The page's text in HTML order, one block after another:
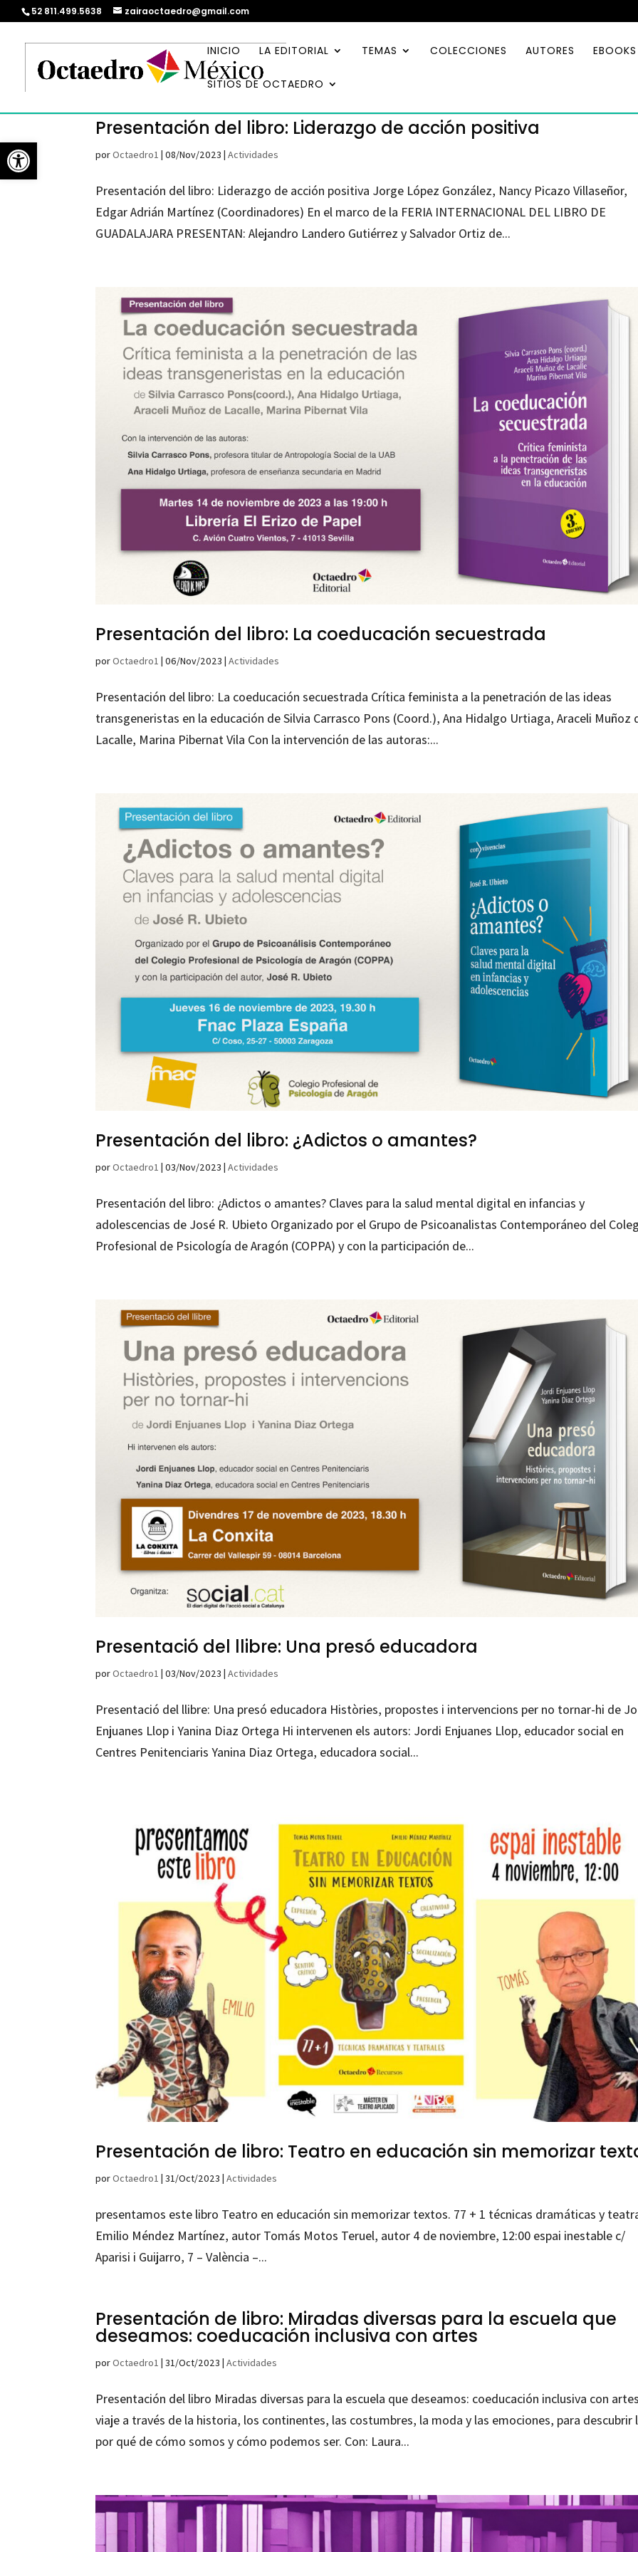
Abrir barra de herramientas
52 811.499.5638 zairaoctaedro@gmail.com
INICIO LA EDITORIAL TEMAS COLECCIONES AUTORES EBOOKS
SITIOS DE OCTAEDRO
Presentación del libro: Liderazgo de acción positiva
porOctaedro1 |08/Nov/2023 |Actividades
Presentación del libro: Liderazgo de acción positiva Jorge López González, Nancy Picazo Villaseñor,
Edgar Adrián Martínez (Coordinadores) En el marco de la FERIA INTERNACIONAL DEL LIBRO DE
GUADALAJARA PRESENTAN: Alejandro Landero Gutiérrez y Salvador Ortiz de...
Presentación del libro: La coeducación secuestrada
porOctaedro1 |06/Nov/2023 |Actividades
Presentación del libro: La coeducación secuestrada Crítica feminista a la penetración de las ideas
transgeneristas en la educación de Silvia Carrasco Pons (Coord.), Ana Hidalgo Urtiaga, Araceli Muñoz
Lacalle, Marina Pibernat Vila Con la intervención de las autoras:...
Presentación del libro: ¿Adictos o amantes?
porOctaedro1 |03/Nov/2023 |Actividades
Presentación del libro: ¿Adictos o amantes? Claves para la salud mental digital en infancias y
adolescencias de José R. Ubieto Organizado por el Grupo de Psicoanalistas Contemporáneo del
Profesional de Psicología de Aragón (COPPA) y con la participación de...
Presentació del llibre: Una presó educadora
porOctaedro1 |03/Nov/2023 |Actividades
Presentació del llibre: Una presó educadora Històries, propostes i intervencions per no tornar-hi de
Enjuanes Llop i Yanina Diaz Ortega Hi intervenen els autors: Jordi Enjuanes Llop, educador social en
Centres Penitenciaris Yanina Diaz Ortega, educadora social...
Presentación de libro: Teatro en educación sin memorizar
porOctaedro1 |31/Oct/2023 |Actividades
presentamos este libro Teatro en educación sin memorizar textos. 77 + 1 técnicas dramáticas y
Emilio Méndez Martínez, autor Tomás Motos Teruel, autor 4 de noviembre, 12:00 espai inestable c/
Aparisi i Guijarro, 7 – València –...
Presentación de libro: Miradas diversas para la escuela que
deseamos: coeducación inclusiva con artes
porOctaedro1 |31/Oct/2023 |Actividades
Presentación del libro Miradas diversas para la escuela que deseamos: coeducación inclusiva con
viaje a través de la historia, los continentes, las costumbres, la moda y las emociones, para descubrir
por qué de cómo somos y cómo podemos ser. Con: Laura...